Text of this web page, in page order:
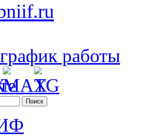
работы
Поиск